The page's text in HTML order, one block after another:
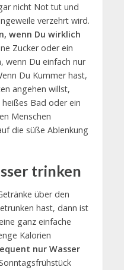
nicht Not tut und
verzehrt wird.
wenn Du wirklich
Zucker oder ein
wenn Du einfach nur
Du Kummer hast,
angehen willst,
Bad oder ein
Menschen
die süße Ablenkung
trinken
über den
hast, dann ist
ganz einfache
Kalorien
nur Wasser